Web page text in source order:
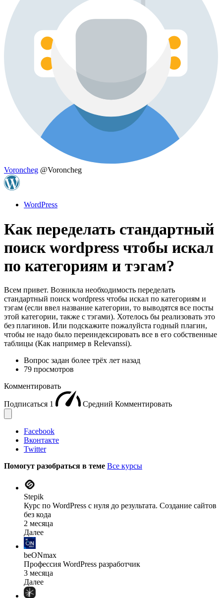
Voroncheg @Voroncheg
WordPress
Как переделать стандартный
поиск wordpress чтобы искал
по категориям и тэгам?
Всем привет. Возникла необходимость переделать
стандартный поиск wordpress чтобы искал по категориям и
тэгам (если ввел название категории, то выводятся все посты
этой категории, также с тэгами). Хотелось бы реализовать это
без плагинов. Или подскажите пожалуйста годный плагин,
чтобы не надо было переиндексировать все в его собственные
таблицы (Как например в Relevanssi).
Вопрос задан более трёх лет назад
79 просмотров
Комментировать
Подписаться 1 Средний Комментировать
Facebook
Вконтакте
Twitter
Помогут разобраться в теме Все курсы
Stepik
Курс по WordPress с нуля до результата. Создание сайтов
без кода
2 месяца
Далее
beONmax
Профессия WordPress разработчик
3 месяца
Далее